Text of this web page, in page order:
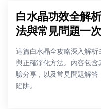
白水晶功效全解
法與常見問題一
這篇白水晶全攻略深入解
與正確淨化方法。內容包
驗分享，以及常見問題解
陷阱。